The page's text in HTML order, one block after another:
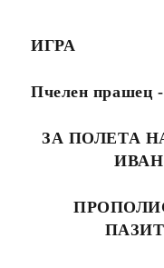
ИГРА
Пчелен прашец
ЗА ПОЛЕТА